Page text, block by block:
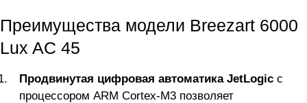
Преимущества модели Breezart 6000
Lux AC 45
Продвинутая цифровая автоматика JetLogic с
процессором ARM Cortex-M3 позволяет